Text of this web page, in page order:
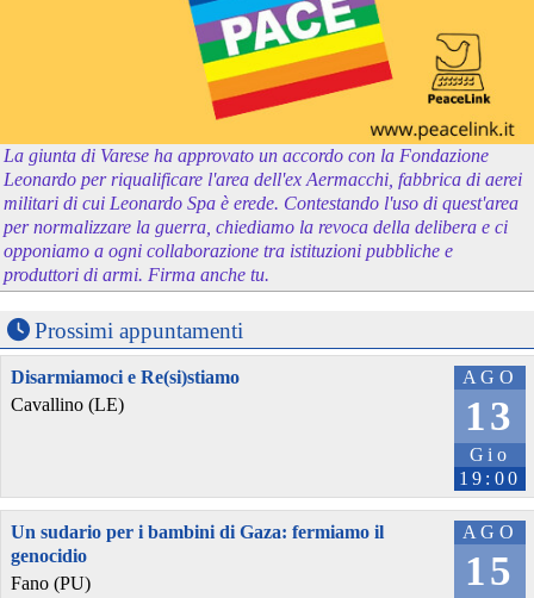
La giunta di Varese ha approvato un accordo con la Fondazione
Leonardo per riqualificare l'area dell'ex Aermacchi, fabbrica di aerei
militari di cui Leonardo Spa è erede. Contestando l'uso di quest'area
per normalizzare la guerra, chiediamo la revoca della delibera e ci
opponiamo a ogni collaborazione tra istituzioni pubbliche e
produttori di armi. Firma anche tu.
Prossimi appuntamenti
AGO
13
Gio
19:00
Disarmiamoci e Re(si)stiamo
Cavallino (LE)
AGO
15
Un sudario per i bambini di Gaza: fermiamo il
genocidio
Fano (PU)